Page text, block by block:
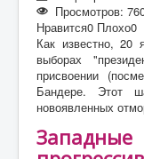
Просмотров:
Нравится0 Плохо0
Как известно, 20
выборах
присвоении
Бандере. Этот
новоявленных